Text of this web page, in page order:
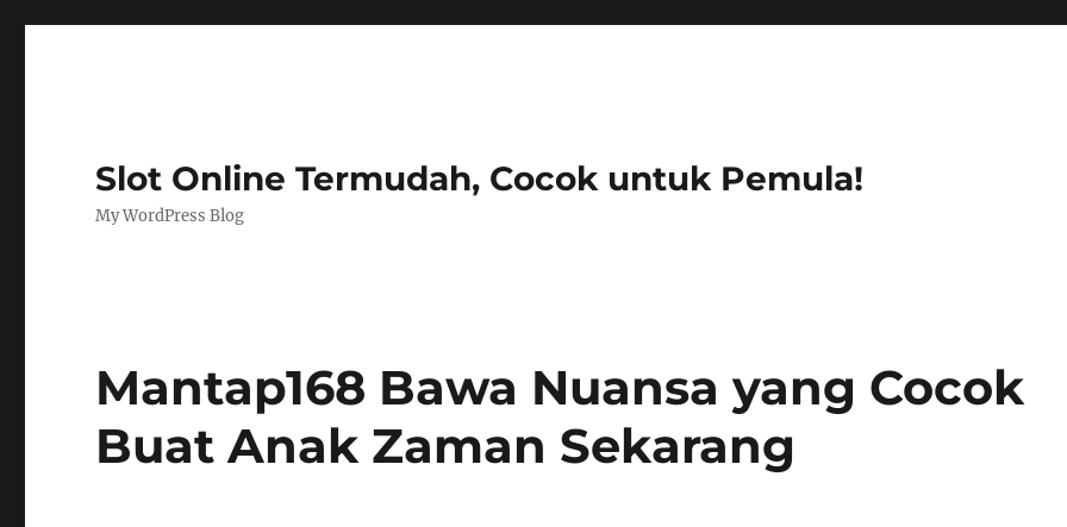
Slot Online Termudah, Cocok untuk Pemula!
My WordPress Blog
Mantap168 Bawa Nuansa yang Cocok
Buat Anak Zaman Sekarang